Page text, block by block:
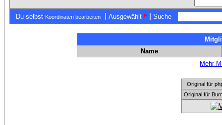
Du selbst Koordinaten bearbeiten Ausgewählt | Suche
Name
Mehr
Original für
Original für